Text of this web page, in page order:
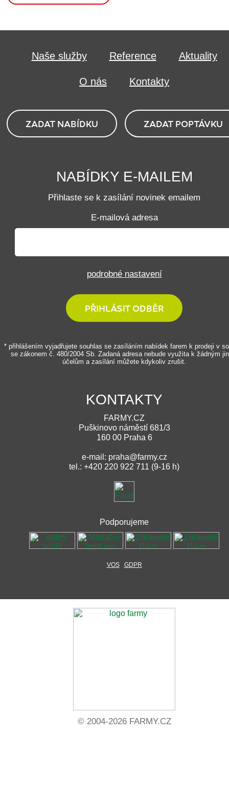
Naše služby Reference Aktuality
O nás Kontakty
ZADAT NABÍDKU ZADAT POPTÁVKU
NABÍDKY E-MAILEM
Přihlaste se k zasílání novinek emailem
E-mailová adresa
podrobné nastavení
PŘIHLÁSIT ODBĚR
* přihlášením vyjadřujete souhlas se zasíláním nabídek farem k prodeji v
se zákonem č. 480/2004 Sb. Zadaná adresa nebude využita k žádným
účelům a zasílání můžete kdykoliv zrušit.
KONTAKTY
FARMY.CZ
Puškinovo náměstí 681/3
160 00 Praha 6
e-mail: praha@farmy.cz
tel.: +420 220 922 711 (9-16 h)
Podporujeme
VOS GDPR
© 2004-2026 FARMY.CZ